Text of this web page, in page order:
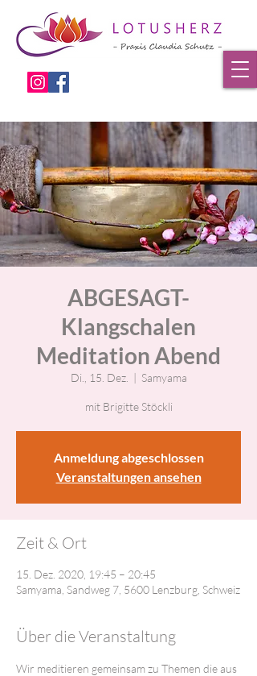
ABGESAGT-
Klangschalen
Meditation Abend
Di., 15. Dez.
  |
Samyama
mit Brigitte Stöckli
Anmeldung abgeschlossen
Veranstaltungen ansehen
Zeit & Ort
15. Dez. 2020, 19:45 – 20:45
Samyama, Sandweg 7, 5600 Lenzburg, Schweiz
Über die Veranstaltung
Wir meditieren gemeinsam zu Themen die aus